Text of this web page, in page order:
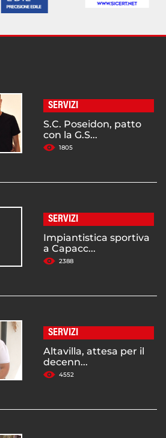
SERVIZI
S.C. Poseidon, patto
con la G.S...
1805
SERVIZI
Impiantistica sportiva
a Capacc...
2388
SERVIZI
Altavilla, attesa per il
decenn...
4552